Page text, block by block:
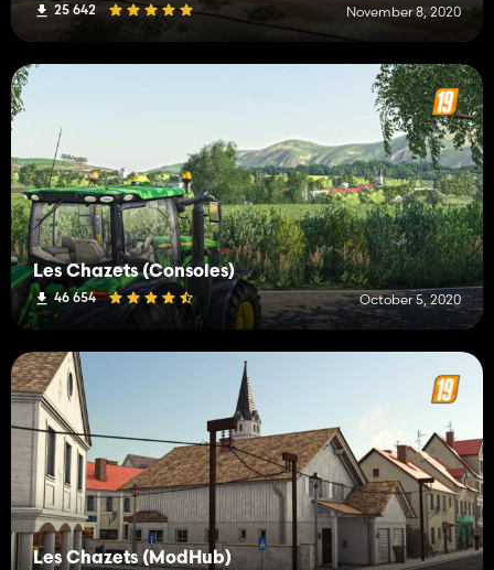
25 642 November 8, 2020
Les Chazets (Consoles)
46 654 October 5, 2020
Les Chazets (ModHub)